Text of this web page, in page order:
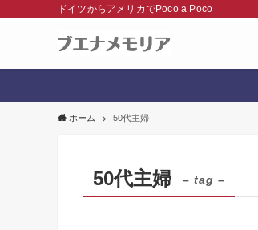
ドイツからアメリカでPoco a Poco
ホーム 50代主婦
50代主婦 – tag –